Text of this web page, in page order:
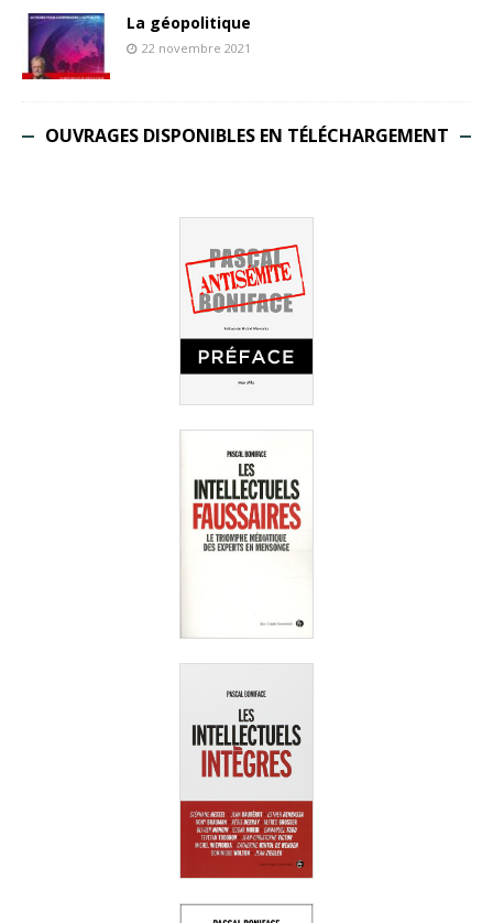
La géopolitique
22 novembre 2021
OUVRAGES DISPONIBLES EN TÉLÉCHARGEMENT